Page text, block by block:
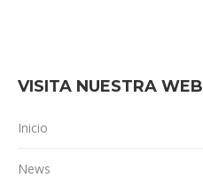
VISITA NUESTRA WEB
Inicio
News